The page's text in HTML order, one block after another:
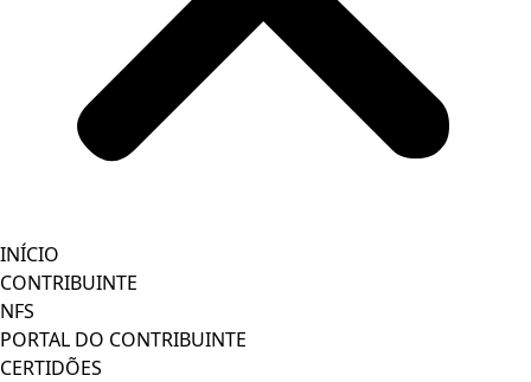
INÍCIO
CONTRIBUINTE
NFS
PORTAL DO CONTRIBUINTE
CERTIDÕES